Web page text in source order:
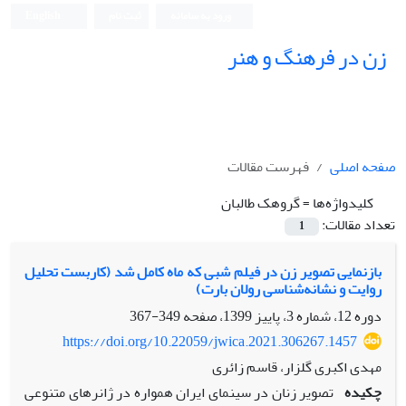
زن در فرهنگ و هنر
صفحه اصلی
فهرست مقالات
کلیدواژه‌ها =گروهک طالبان
تعداد مقالات:
1
بازنمایی تصویر زن در فیلم شبی که ماه کامل شد (کاربست تحلیل
روایت و نشانه‌شناسی رولان بارت)
دوره 12، شماره 3، پاییز 1399، صفحه
349-367
https://doi.org/10.22059/jwica.2021.306267.1457
مهدی اکبری گلزار، قاسم زائری
چکیده تصویر زنان در سینمای ایران همواره در ژانرهای متنوعی